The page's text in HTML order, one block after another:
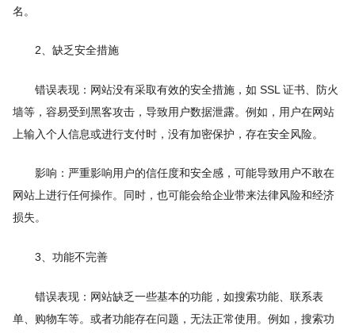
名。
2、缺乏安全措施
错误表现：网站没有采取有效的安全措施，如 SSL 证书、防火
墙等，容易受到黑客攻击，导致用户数据泄露。例如，用户在网站
上输入个人信息或进行支付时，没有加密保护，存在安全风险。
影响：严重影响用户的信任度和安全感，可能导致用户不敢在
网站上进行任何操作。同时，也可能会给企业带来法律风险和经济
损失。
3、功能不完善
错误表现：网站缺乏一些基本的功能，如搜索功能、联系表
单、购物车等。或者功能存在问题，无法正常使用。例如，搜索功